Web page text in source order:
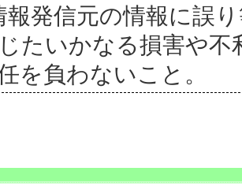
発信元の情報に誤
たいかなる損害や
を負わないこと。